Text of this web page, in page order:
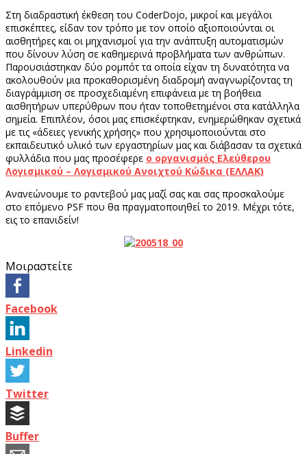
Στη διαδραστική έκθεση του CoderDojo, μικροί και μεγάλοι
επισκέπτες, είδαν τον τρόπο με τον οποίο αξιοποιούνται οι
αισθητήρες και οι μηχανισμοί για την ανάπτυξη αυτοματισμών
που δίνουν λύση σε καθημερινά προβλήματα των ανθρώπων.
Παρουσιάστηκαν δύο ρομπότ τα οποία είχαν τη δυνατότητα να
ακολουθούν μια προκαθορισμένη διαδρομή αναγνωρίζοντας τη
διαγράμμιση σε προσχεδιαμένη επιφάνεια με τη βοήθεια
αισθητήρων υπερύθρων που ήταν τοποθετημένοι στα κατάλληλα
σημεία. Επιπλέον, όσοι μας επισκέφτηκαν, ενημερώθηκαν σχετικά
με τις «άδειες γενικής χρήσης» που χρησιμοποιούνται στο
εκπαιδευτικό υλικό των εργαστηρίων μας και διάβασαν τα σχετικά
φυλλάδια που μας προσέφερε ο οργανισμός Ελεύθερου
Λογισμικού – Λογισμικού Ανοιχτού Κώδικα (ΕΛΛΑΚ)
Ανανεώνουμε το ραντεβού μας μαζί σας και σας προσκαλούμε
στο επόμενο PSF που θα πραγματοποιηθεί το 2019. Μέχρι τότε,
εις το επανιδείν!
Μοιραστείτε
Facebook
Linkedin
Twitter
Buffer